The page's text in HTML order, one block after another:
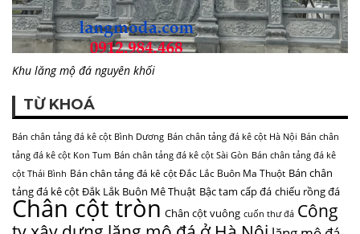
Khu lăng mộ đá nguyên khối
TỪ KHOÁ
Bán chân tảng đá kê cột Bình Dương Bán chân tảng đá kê cột Hà Nội Bán chân
tảng đá kê cột Kon Tum Bán chân tảng đá kê cột Sài Gòn Bán chân tảng đá kê
cột Thái Bình Bán chân tảng đá kê cột Đắc Lắc Buôn Ma Thuột Bán chân
tảng đá kê cột Đắk Lắk Buôn Mê Thuật Bậc tam cấp đá chiếu rồng đá
Chân cột tròn Chân cột vuông cuốn thư đá Công